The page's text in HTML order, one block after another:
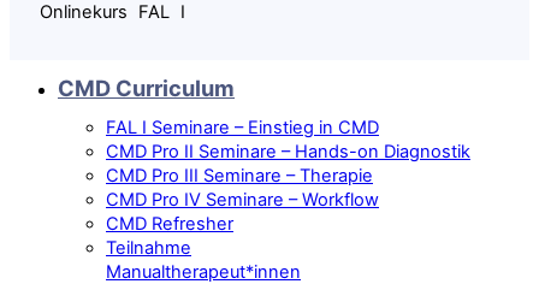
Onlinekurs FAL I
CMD Curriculum
FAL I Seminare – Einstieg in CMD
CMD Pro II Seminare – Hands-on Diagnostik
CMD Pro III Seminare – Therapie
CMD Pro IV Seminare – Workflow
CMD Refresher
Teilnahme
Manualtherapeut*innen